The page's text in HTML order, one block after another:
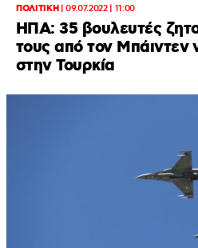
ΠΟΛΙΤΙΚΗ|09.07.2022 | 11:00
ΗΠΑ: 35 βουλευτές
τους από τον Μπάιντεν
στην Τουρκία